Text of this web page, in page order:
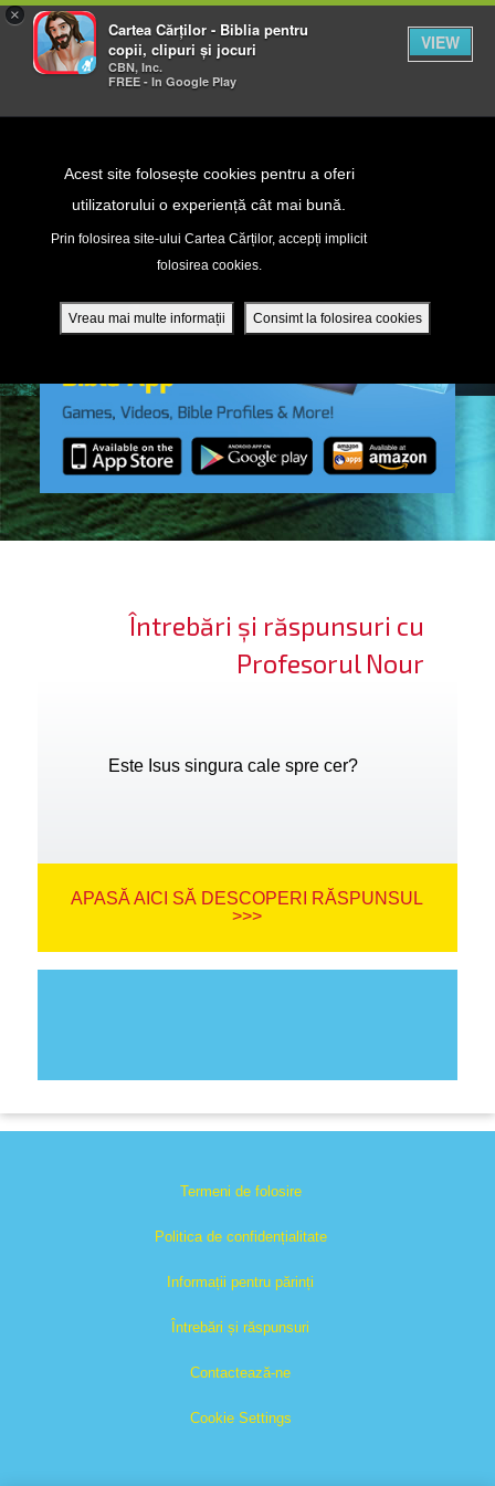
×
Cartea Cărților - Biblia pentru
copii, clipuri și jocuri
CBN, Inc.
FREE - In Google Play
VIEW
Acest site folosește cookies pentru a oferi
utilizatorului o experiență cât mai bună.
Prin folosirea site-ului Cartea Cărților, accepți implicit
folosirea cookies.
Vreau mai multe informații Consimt la folosirea cookies
DVD - Sezoane 1-4
mobilă
te
Întrebări și răspunsuri cu
Profesorul Nour
Este Isus singura cale spre cer?
APASĂ AICI SĂ DESCOPERI RĂSPUNSUL
>>>
Termeni de folosire
Politica de confidențialitate
Informații pentru părinți
Întrebări și răspunsuri
Contactează-ne
Cookie Settings